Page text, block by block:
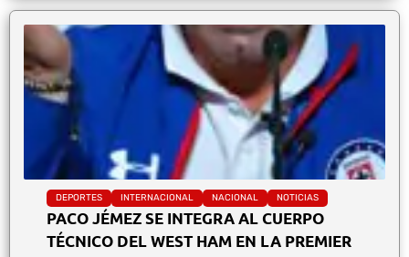
DEPORTES INTERNACIONAL NACIONAL NOTICIAS
PACO JÉMEZ SE INTEGRA AL CUERPO
TÉCNICO DEL WEST HAM EN LA PREMIER